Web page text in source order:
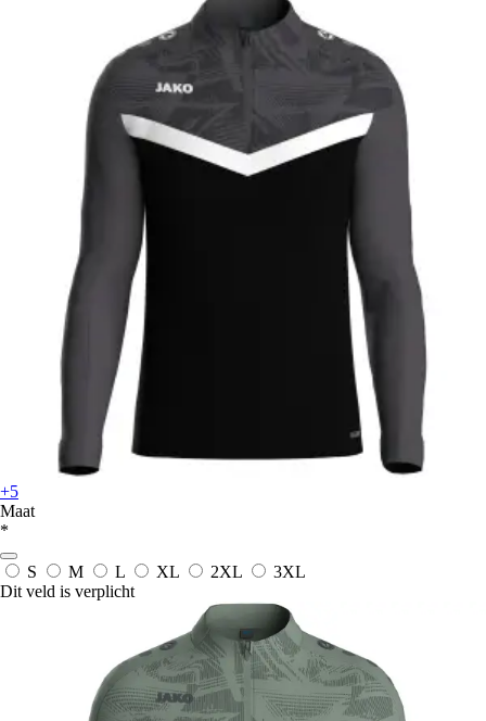
+5
Maat
*
S M L XL 2XL
3XL
Dit veld is verplicht